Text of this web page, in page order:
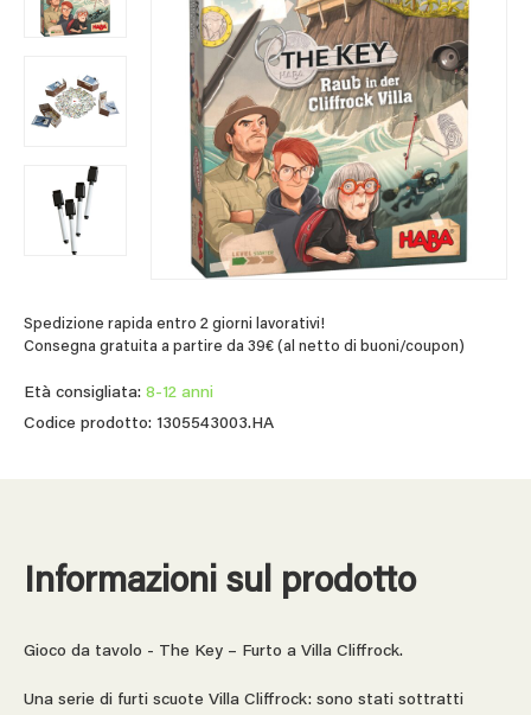
Spedizione rapida entro 2 giorni lavorativi!
Consegna gratuita a partire da 39€ (al netto di buoni/coupon)
Età consigliata: 8-12 anni
Codice prodotto: 1305543003.HA
Informazioni sul prodotto
Gioco da tavolo - The Key – Furto a Villa Cliffrock.
Una serie di furti scuote Villa Cliffrock: sono stati sottratti